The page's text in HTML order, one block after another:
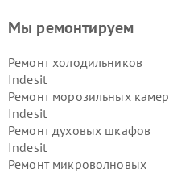
Мы ремонтируем
Ремонт холодильников
Indesit
Ремонт морозильных камер
Indesit
Ремонт духовых шкафов
Indesit
Ремонт микроволновых